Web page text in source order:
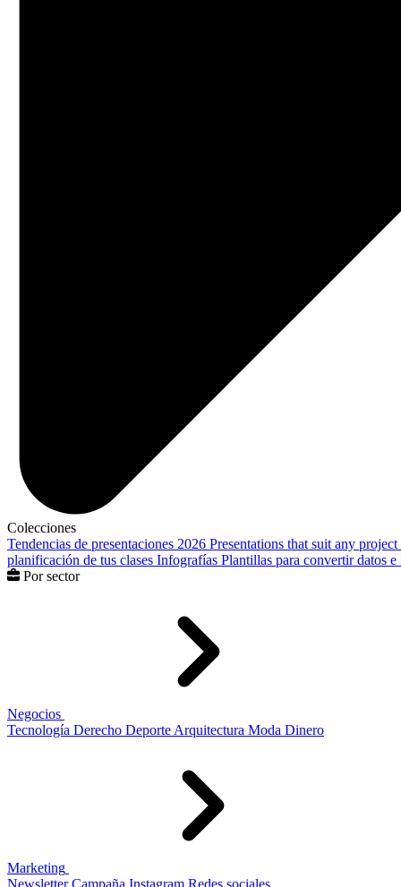
Colecciones
Tendencias de presentaciones 2026 Presentations that suit any project
planificación de tus clases Infografías Plantillas para convertir datos
Por sector
Negocios
Tecnología Derecho Deporte Arquitectura Moda Dinero
Marketing
Newsletter Campaña Instagram Redes sociales